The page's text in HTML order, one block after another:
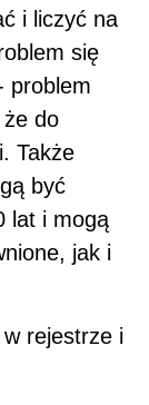
i liczyć na
się
problem
że do
Także
być
lat i mogą
jak i
rejestrze i